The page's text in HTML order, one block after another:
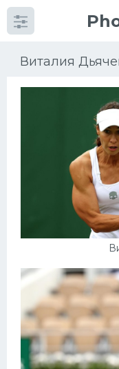
Виталия
Категории
Еще картинки...
Хоккей
Велогонки
Конькобежный
Тренажеры